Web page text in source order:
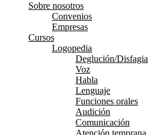
Sobre nosotros
Convenios
Empresas
Cursos
Logopedia
Deglución/Disfagia
Voz
Habla
Lenguaje
Funciones orales
Audición
Comunicación
Atención temprana